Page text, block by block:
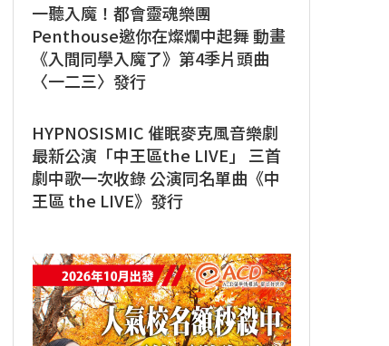
一聽入魔！都會靈魂樂團
Penthouse邀你在燦爛中起舞 動畫
《入間同學入魔了》第4季片頭曲
〈一二三〉發行
HYPNOSISMIC 催眠麥克風音樂劇
最新公演「中王區the LIVE」 三首
劇中歌一次收錄 公演同名單曲《中
王區 the LIVE》發行